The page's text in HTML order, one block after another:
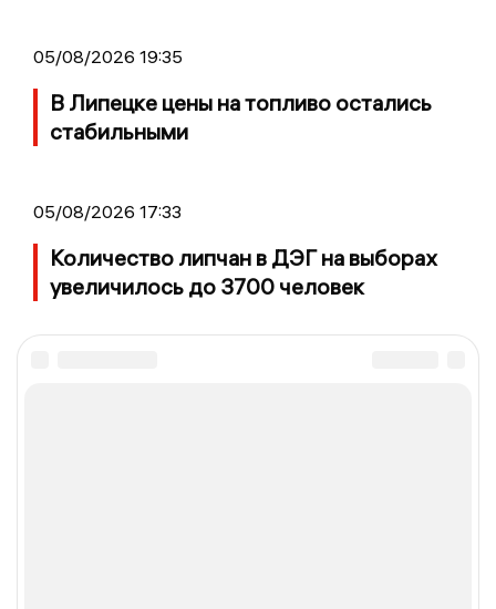
05/08/2026 19:35
В Липецке цены на топливо остались
стабильными
05/08/2026 17:33
Количество липчан в ДЭГ на выборах
увеличилось до 3700 человек